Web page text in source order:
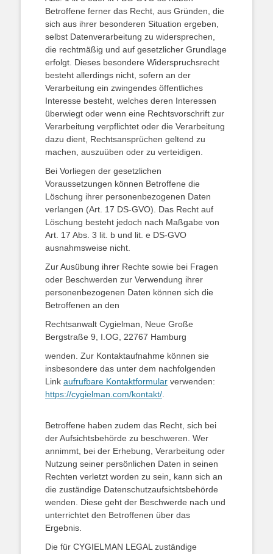
Betroffene ferner das Recht, aus Gründen, die
sich aus ihrer besonderen Situation ergeben,
selbst Datenverarbeitung zu widersprechen,
die rechtmäßig und auf gesetzlicher Grundlage
erfolgt. Dieses besondere Widerspruchsrecht
besteht allerdings nicht, sofern an der
Verarbeitung ein zwingendes öffentliches
Interesse besteht, welches deren Interessen
überwiegt oder wenn eine Rechtsvorschrift zur
Verarbeitung verpflichtet oder die Verarbeitung
dazu dient, Rechtsansprüchen geltend zu
machen, auszuüben oder zu verteidigen.
Bei Vorliegen der gesetzlichen
Voraussetzungen können Betroffene die
Löschung ihrer personenbezogenen Daten
verlangen (Art. 17 DS-GVO). Das Recht auf
Löschung besteht jedoch nach Maßgabe von
Art. 17 Abs. 3 lit. b und lit. e DS-GVO
ausnahmsweise nicht.
Zur Ausübung ihrer Rechte sowie bei Fragen
oder Beschwerden zur Verwendung ihrer
personenbezogenen Daten können sich die
Betroffenen an den
Rechtsanwalt Cygielman, Neue Große
Bergstraße 9, I.OG, 22767 Hamburg
wenden. Zur Kontaktaufnahme können sie
insbesondere das unter dem nachfolgenden
Link aufrufbare Kontaktformular verwenden:
https://cygielman.com/kontakt/
Betroffene haben zudem das Recht, sich bei
der Aufsichtsbehörde zu beschweren. Wer
annimmt, bei der Erhebung, Verarbeitung oder
Nutzung seiner persönlichen Daten in seinen
Rechten verletzt worden zu sein, kann sich an
die zuständige Datenschutzaufsichtsbehörde
wenden. Diese geht der Beschwerde nach und
unterrichtet den Betroffenen über das
Ergebnis.
Die für CYGIELMAN LEGAL zuständige